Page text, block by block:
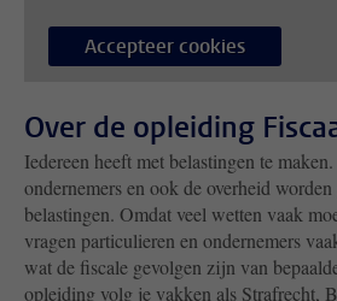
Accepteer cookies
Over de opleiding
Iedereen heeft met belastingen te
ondernemers en ook de overheid
belastingen. Omdat veel wetten vaak
vragen particulieren en ondernemers
wat de fiscale gevolgen zijn van
opleiding volg je vakken als Strafrecht,